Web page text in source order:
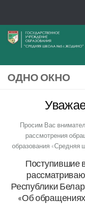
ОДНО ОКНО
Просим Вас
рассмотрения
образования «Средняя
Поступившие
Республики
«Об